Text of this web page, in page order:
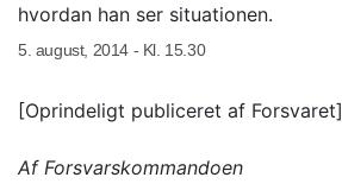
hvordan han ser situationen.
5. august, 2014 - Kl. 15.30
[Oprindeligt publiceret af Forsvaret]
Af Forsvarskommandoen